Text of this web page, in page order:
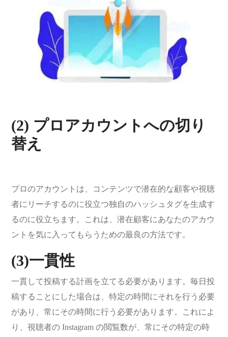
(2) プロアカウントへの切り
替え
プロのアカウントは、コンテンツで潜在的な顧客や視聴
者にリーチするのに役立つ独自のハッシュタグを生成す
るのに役立ちます。これは、潜在顧客にあなたのアカウ
ントを気に入ってもらうための最良の方法です。
(3)一貫性
一貫して投稿する計画を立てる必要があります。毎日投
稿することにした場合は、特定の時間にそれを行う必要
があり、常にその時間に行う必要があります。これによ
り、視聴者の Instagram の閲覧数が、常にその特定の時